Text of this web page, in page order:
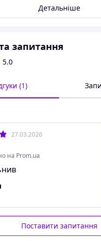
силу оберігу завдяки
та лапи дракона.
є подібні чоловічі кольє
та зеленим
Детальніше
запитання
5.0
(1)
27.03.2026
на Prom.ua
Поставити запитання